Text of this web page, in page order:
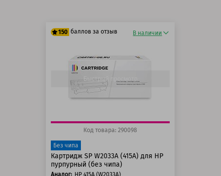
150 баллов за отзыв
125 баллов
150 баллов
В наличии
Быстрый просмотр
Код товара: 290098
Без чипа
Картридж SP W2033A (415A) для HP
пурпурный (без чипа)